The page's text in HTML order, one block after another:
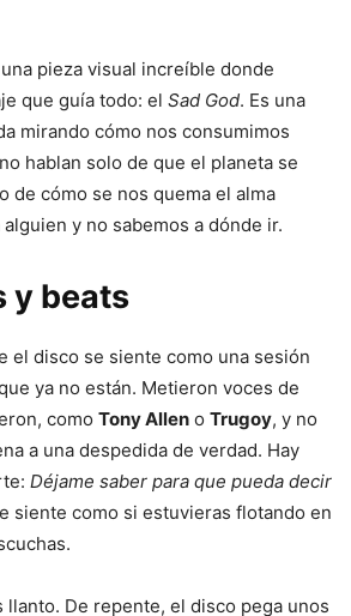
pieza visual increíble donde
que guía todo: el Sad God. Es una
mirando cómo nos consumimos
hablan solo de que el planeta se
de cómo se nos quema el alma
y no sabemos a dónde ir.
y beats
el disco se siente como una sesión
ya no están. Metieron voces de
como Tony Allen o Trugoy, y no
a una despedida de verdad. Hay
Déjame saber para que pueda decir
siente como si estuvieras flotando en
llanto. De repente, el disco pega unos